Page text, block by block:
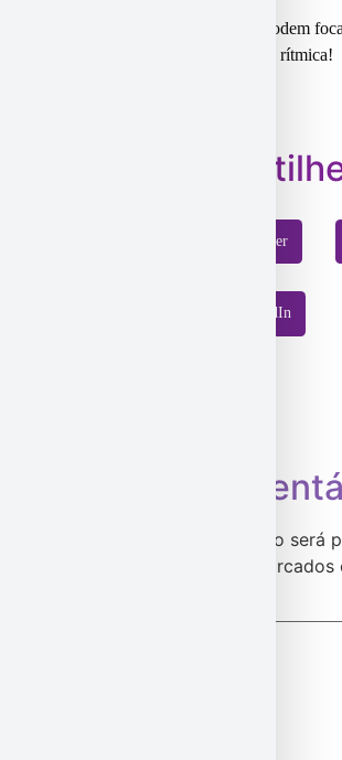
Com esse suporte, nossas ginastas podem
melhor: evoluir e brilhar na ginástica rítmica!
Twitter
LinkedIn
Deixe um
O seu endereço de e-mail não será
Campos obrigatórios são marcados